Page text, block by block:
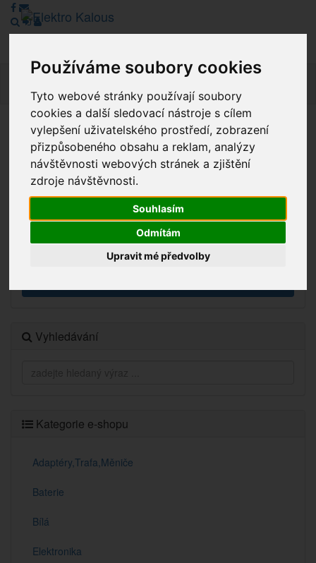
Používáme soubory cookies
Tyto webové stránky používají soubory
cookies a další sledovací nástroje s cílem
vylepšení uživatelského prostředí, zobrazení
přizpůsobeného obsahu a reklam, analýzy
návštěvnosti webových stránek a zjištění
zdroje návštěvnosti.
Souhlasím
Odmítám
Upravit mé předvolby
Vážení zákazníci, v tuto chvíli je Náš internetový obchod v
režimu Katalogu. Objednávky on-line nyní nelze vyřídit.
Děkujeme za pochopení.
Výprodej
Vyhledávání
Kategorie e-shopu
Adaptéry,Trafa,Měniče
Baterie
Bílá
Elektronika